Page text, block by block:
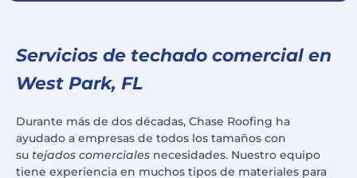
Servicios de techado comercial en
West Park, FL
Durante más de dos décadas, Chase Roofing ha
ayudado a empresas de todos los tamaños con
su tejados comerciales necesidades. Nuestro equipo
tiene experiencia en muchos tipos de materiales para